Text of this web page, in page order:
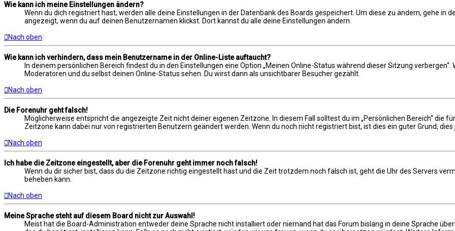
Wie kann ich meine Einstellungen ändern?
Wenn du dich registriert hast, werden alle deine Einstellungen in der Datenbank des Boards gespeichert. Um diese zu ändern, gehe in
angezeigt, wenn du auf deinen Benutzernamen klickst. Dort kannst du alle deine Einstellungen ändern.
Nach oben
Wie kann ich verhindern, dass mein Benutzername in der Online-Liste auftaucht?
In deinem persönlichen Bereich findest du in den Einstellungen eine Option „Meinen Online-Status während dieser Sitzung
Moderatoren und du selbst deinen Online-Status sehen. Du wirst dann als unsichtbarer Besucher gezählt.
Nach oben
Die Forenuhr geht falsch!
Möglicherweise entspricht die angezeigte Zeit nicht deiner eigenen Zeitzone. In diesem Fall solltest du im „Persönlichen Bereich“ die
Zeitzone kann dabei nur von registrierten Benutzern geändert werden. Wenn du noch nicht registriert bist, ist dies ein guter Grund, dies
Nach oben
Ich habe die Zeitzone eingestellt, aber die Forenuhr geht immer noch falsch!
Wenn du dir sicher bist, dass du die Zeitzone richtig eingestellt hast und die Zeit trotzdem noch falsch ist, geht die Uhr des Servers
beheben kann.
Nach oben
Meine Sprache steht auf diesem Board nicht zur Auswahl!
Meist hat die Board-Administration entweder deine Sprache nicht installiert oder niemand hat das Forum bislang in deine Sprache